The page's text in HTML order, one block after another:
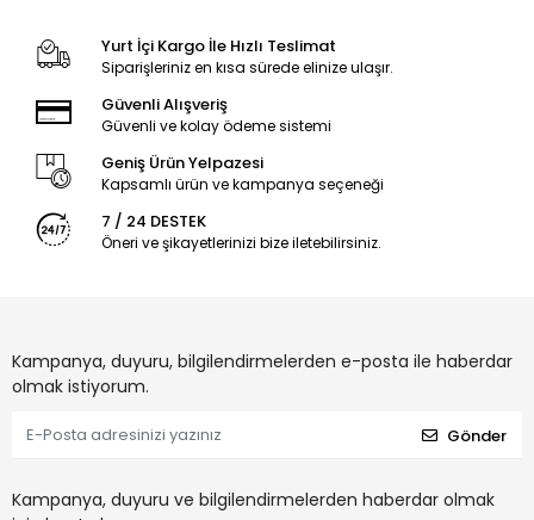
Yurt İçi Kargo İle Hızlı Teslimat
Siparişleriniz en kısa sürede elinize ulaşır.
Güvenli Alışveriş
Güvenli ve kolay ödeme sistemi
Geniş Ürün Yelpazesi
Kapsamlı ürün ve kampanya seçeneği
7 / 24 DESTEK
Öneri ve şikayetlerinizi bize iletebilirsiniz.
Kampanya, duyuru, bilgilendirmelerden e-posta ile haberdar
olmak istiyorum.
Gönder
Kampanya, duyuru ve bilgilendirmelerden haberdar olmak